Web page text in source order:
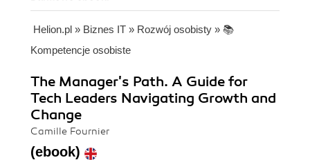
Helion.pl » Biznes IT » Rozwój osobisty » 📚
Kompetencje osobiste
The Manager's Path. A Guide for
Tech Leaders Navigating Growth and
Change
Camille Fournier
(ebook)